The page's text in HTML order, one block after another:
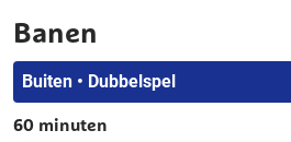
Banen
Buiten • Dubbelspel
60 minuten